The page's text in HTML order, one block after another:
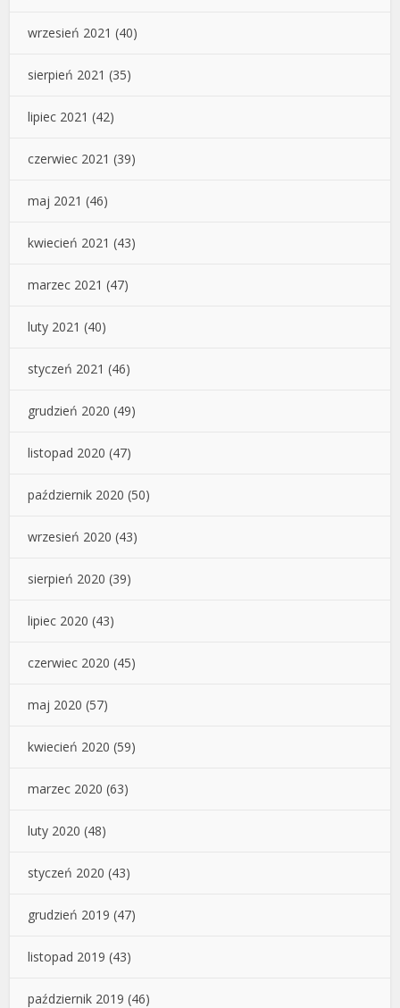
wrzesień 2021 (40)
sierpień 2021 (35)
lipiec 2021 (42)
czerwiec 2021 (39)
maj 2021 (46)
kwiecień 2021 (43)
marzec 2021 (47)
luty 2021 (40)
styczeń 2021 (46)
grudzień 2020 (49)
listopad 2020 (47)
październik 2020 (50)
wrzesień 2020 (43)
sierpień 2020 (39)
lipiec 2020 (43)
czerwiec 2020 (45)
maj 2020 (57)
kwiecień 2020 (59)
marzec 2020 (63)
luty 2020 (48)
styczeń 2020 (43)
grudzień 2019 (47)
listopad 2019 (43)
październik 2019 (46)